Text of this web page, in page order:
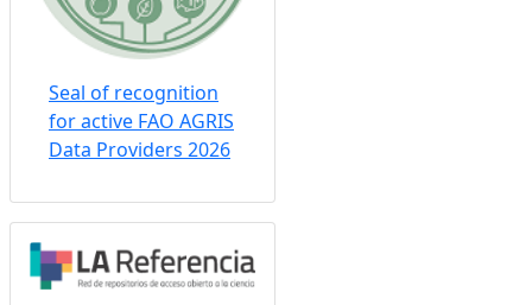
Seal of recognition
for active FAO AGRIS
Data Providers 2026